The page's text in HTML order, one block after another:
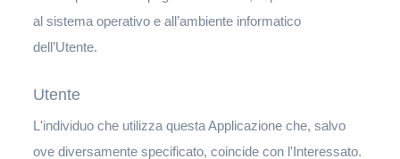
al sistema operativo e all’ambiente informatico
dell’Utente.
Utente
L'individuo che utilizza questa Applicazione che, salvo
ove diversamente specificato, coincide con l'Interessato.